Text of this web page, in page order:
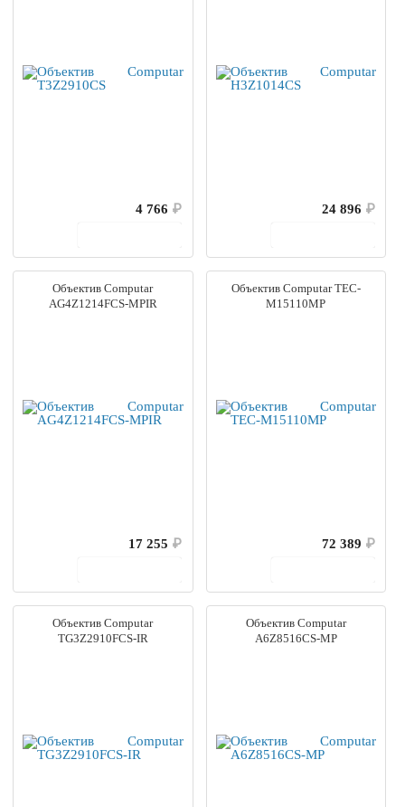
4 766 ₽
24 896 ₽
Объектив Computar
AG4Z1214FCS-MPIR
17 255 ₽
Объектив Computar TEC-
M15110MP
72 389 ₽
Объектив Computar
TG3Z2910FCS-IR
Объектив Computar
A6Z8516CS-MP